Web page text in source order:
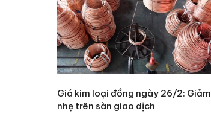
Giá kim loại đồng ngày 26/2: Giảm
nhẹ trên sàn giao dịch